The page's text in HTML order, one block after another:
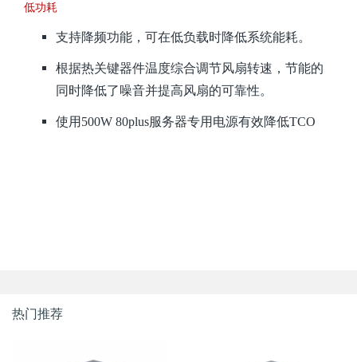
低功耗
支持降频功能，可在低负载时降低系统能耗。
根据热关键器件温度综合调节风扇转速，节能的
同时降低了噪音并提高风扇的可靠性。
使用500W 80plus服务器专用电源有效降低TCO
热门推荐